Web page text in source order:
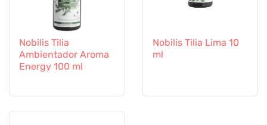
Nobilis Tilia
Ambientador Aroma
Energy 100 ml
Nobilis Tilia Lima 10
ml